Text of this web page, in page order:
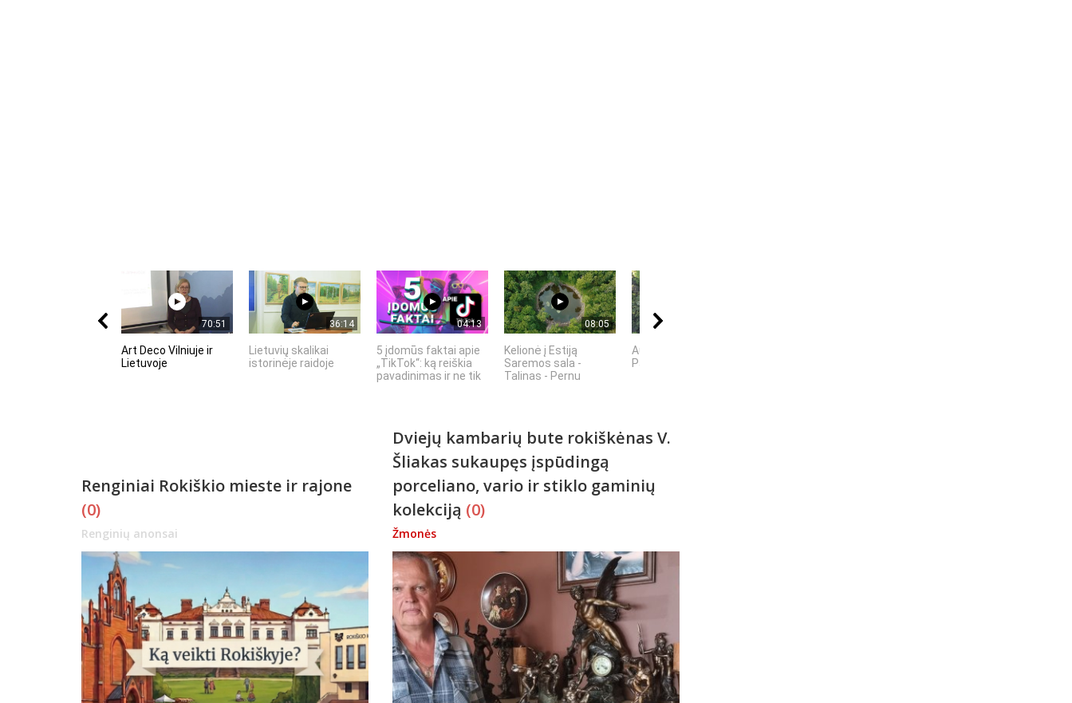
70:51
Art Deco Vilniuje ir
Lietuvoje
36:14
Lietuvių skalikai
istorinėje raidoje
04:13
5 įdomūs faktai apie
„TikTok“: ką reiškia
pavadinimas ir ne tik
08:05
Kelionė į Estiją
Saremos sala -
Talinas - Pernu
Autorius Kęstutis
Paškevičius
Renginiai Rokiškio mieste ir rajone
(0)
Renginių anonsai
Dviejų kambarių bute rokiškėnas V.
Šliakas sukaupęs įspūdingą
porceliano, vario ir stiklo gaminių
kolekciją (0)
Žmonės